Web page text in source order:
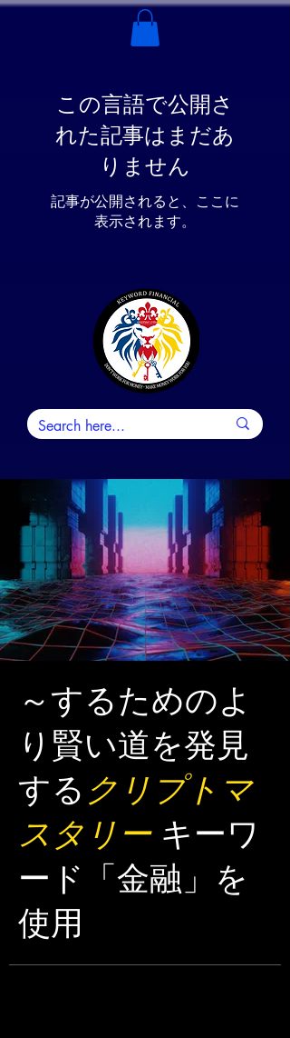
この言語で公開さ
れた記事はまだあ
りません
記事が公開されると、ここに
表示されます。
～するためのよ
り賢い道を発見
する クリプトマ
スタリーキーワ
ード「金融」を
使用